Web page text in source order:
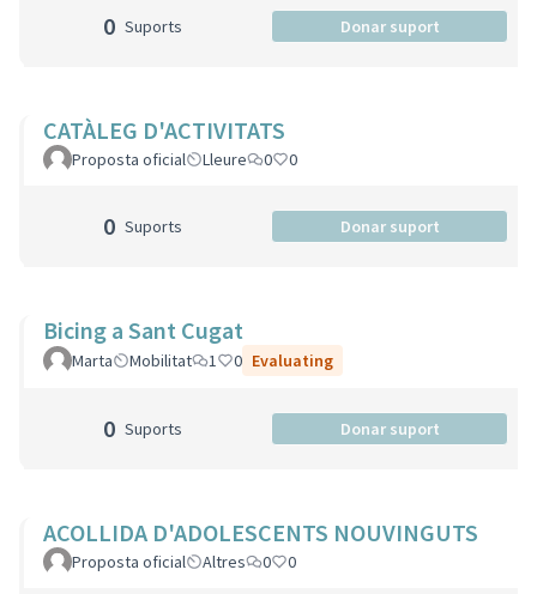
0 Suports Donar suport
CATÀLEG D'ACTIVITATS
Proposta oficial Lleure 0 0
0 Suports Donar suport
Bicing a Sant Cugat
Marta Mobilitat 1 0 Evaluating
0 Suports Donar suport
ACOLLIDA D'ADOLESCENTS NOUVINGUTS
Proposta oficial Altres 0 0